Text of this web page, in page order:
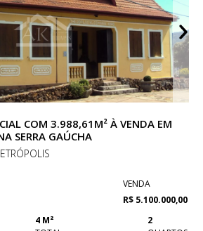
COM 3.988,61M² À VENDA EM
SERRA GAÚCHA
VENDA
R$ 5.100.000,00
4 M²
2